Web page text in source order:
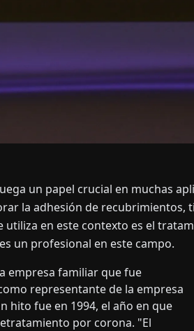
un papel crucial en muchas
la adhesión de recubrimientos,
utiliza en este contexto es el
un profesional en este campo.
empresa familiar que fue
representante de la empresa
hito fue en 1994, el año en que
por corona. "El